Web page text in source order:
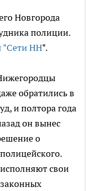
Новгорода
полиции.
"Сети НН".
обратились в
и полтора года
он вынес
о
свои